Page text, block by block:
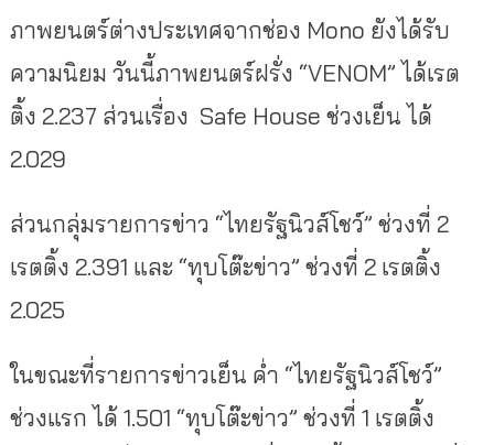
ภาพยนตร์ต่างประเทศจากช่อง Mono ยังได้รับ
ความนิยม วันนี้ภาพยนตร์ฝรั่ง “VENOM” ได้เรต
ติ้ง 2.237 ส่วนเรื่อง Safe House ช่วงเย็น ได้
2.029
ส่วนกลุ่มรายการข่าว “ไทยรัฐนิวส์โชว์” ช่วงที่ 2
เรตติ้ง 2.391 และ “ทุบโต๊ะข่าว” ช่วงที่ 2 เรตติ้ง
2.025
ในขณะที่รายการข่าวเย็น ค่ำ “ไทยรัฐนิวส์โชว์”
ช่วงแรก ได้ 1.501 “ทุบโต๊ะข่าว” ช่วงที่ 1 เรตติ้ง